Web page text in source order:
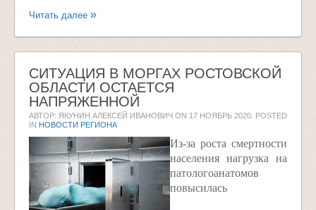
Читать далее
СИТУАЦИЯ В МОРГАХ РОСТОВСКОЙ
ОБЛАСТИ ОСТАЕТСЯ
НАПРЯЖЕННОЙ
АВТОР: ЯКУНИН АЛЕКСЕЙ ИВАНОВИЧ ON 17 НОЯБРЬ 2020 . POSTED
IN НОВОСТИ РЕГИОНА
Из-за роста смертности
населения нагрузка на
патологоанатомов
повысилась